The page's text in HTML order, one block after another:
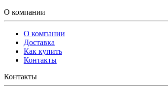
О компании
О компании
Доставка
Как купить
Контакты
Контакты